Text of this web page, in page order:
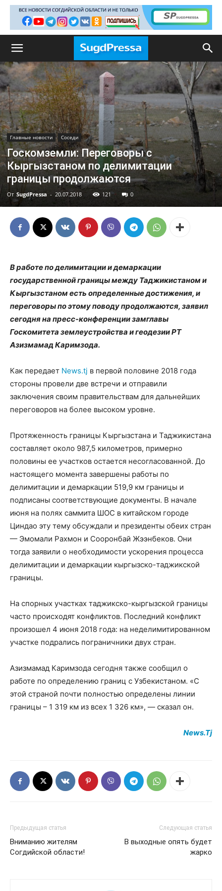
Главные новости Соседи
Госкомземли: Переговоры с
Кыргызстаном по делимитации
границы продолжаются
От SugdPressa - 20.07.2018 121 0
В работе по делимитации и демаркации
государственной границы между Таджикистаном и
Кыргызстаном есть определенные достижения, и
переговоры по этому поводу продолжаются, заявил
сегодня на пресс-конференции замглавы
Госкомитета землеустройства и геодезии РТ
Азизмамад Каримзода.
Как передает News.tj в первой половине 2018 года
стороны провели две встречи и отправили
заключения своим правительствам для дальнейших
переговоров на более высоком уровне.
Протяженность границы Кыргызстана и Таджикистана
составляет около 987,5 километров, примерно
половины ее участков остается несогласованной. До
настоящего момента завершены работы по
делимитации и демаркации 519,9 км границы и
подписаны соответствующие документы. В начале
июня на полях саммита ШОС в китайском городе
Циндао эту тему обсуждали и президенты обеих стран
— Эмомали Рахмон и Сооронбай Жээнбеков. Они
тогда заявили о необходимости ускорения процесса
делимитации и демаркации кыргызско-таджикской
границы.
На спорных участках таджикско-кыргызской границы
часто происходят конфликтов. Последний конфликт
произошел 4 июня 2018 года: на неделимитированном
участке подрались пограничники двух стран.
Азизмамад Каримзода сегодня также сообщил о
работе по определению границ с Узбекистаном. «С
этой страной почти полностью определены линии
границы – 1 319 км из всех 1 326 км», — сказал он.
News.Tj
Предыдущая статья
Вниманию жителям
Согдийской области!
Следующая статья
В выходные опять будет
жарко